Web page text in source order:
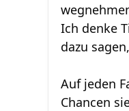
Ich denke
dazu
Auf jeden
Chancen